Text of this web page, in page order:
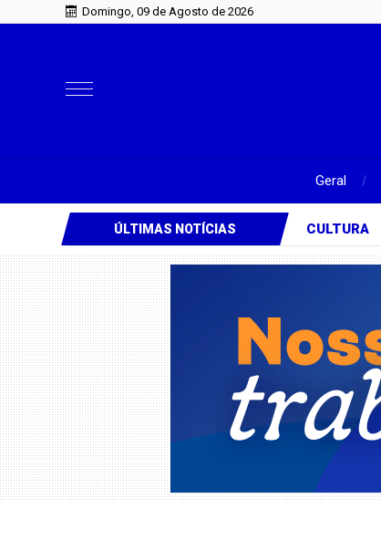
Domingo, 09 de Agosto de 2026
Geral
ÚLTIMAS NOTÍCIAS CULTURA